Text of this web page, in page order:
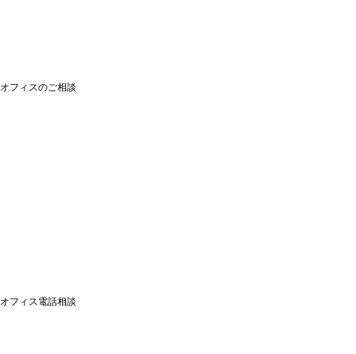
オフィスのご相談
オフィス電話相談